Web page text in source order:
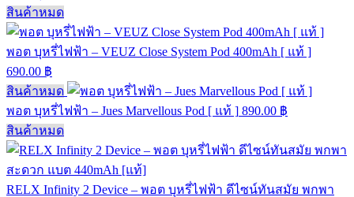
สินค้าหมด
พอต บุหรี่ไฟฟ้า – VEUZ Close System Pod 400mAh [ แท้ ]
690.00 ฿
สินค้าหมด
พอต บุหรี่ไฟฟ้า – Jues Marvellous Pod [ แท้ ] 890.00 ฿
สินค้าหมด
RELX Infinity 2 Device – พอต บุหรี่ไฟฟ้า ดีไซน์ทันสมัย พกพา